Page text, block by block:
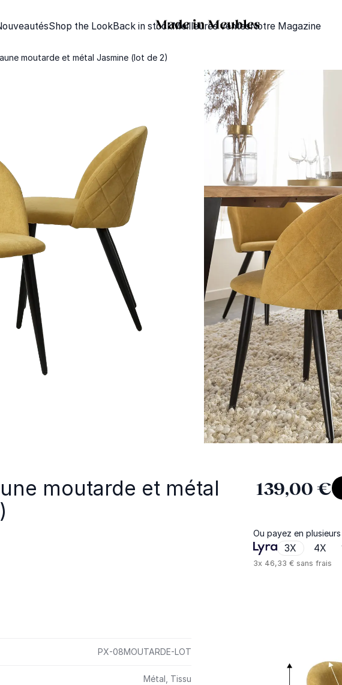
Shop the LookBack in stockMeilleures ventesNotre Magazine
moutarde et métal Jasmine (lot de 2)
moutarde et métal
139,00 €
Ou payez en
3X 4X
3x 46,33 €sans frais
PX-08MOUTARDE-LOT
Métal, Tissu